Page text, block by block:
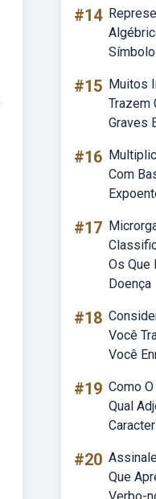
#14
#15 Muitos
Trazem
Graves
#16
Com
#17
Os Que
Doença
#18
Você
Você
#19 Como
Qual
#20
Que